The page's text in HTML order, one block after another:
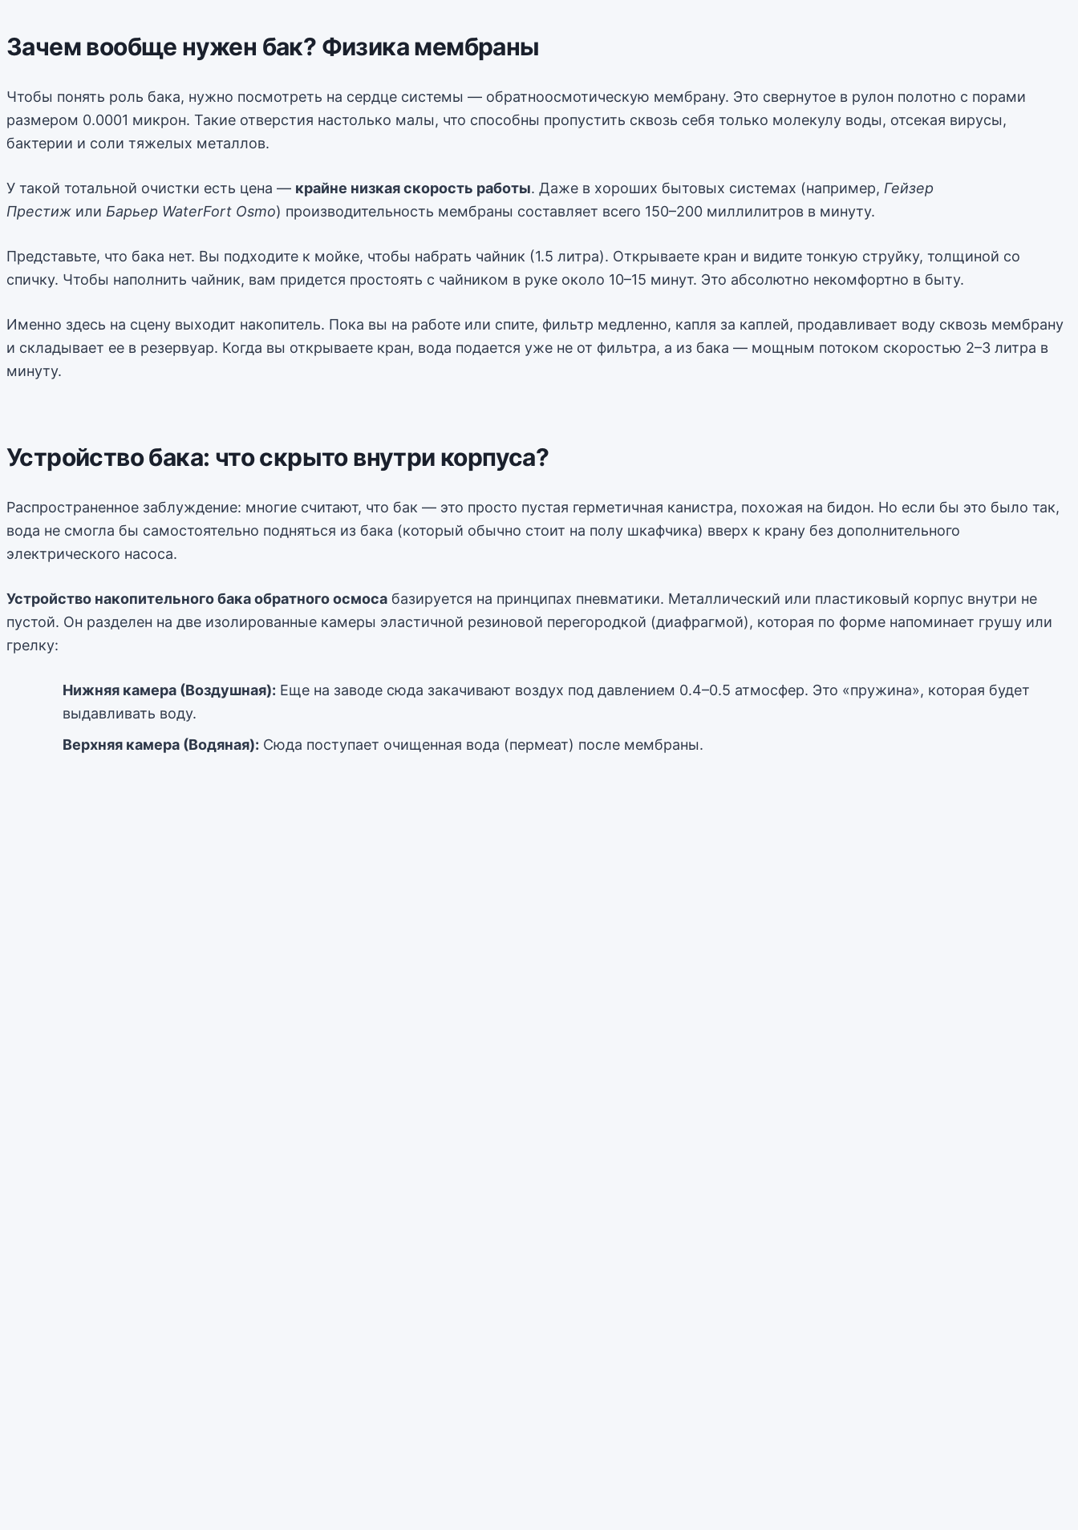
Зачем вообще нужен бак? Физика мембраны
Чтобы понять роль бака, нужно посмотреть на сердце системы — обратноосмотическую мембрану. Это свернутое в рулон полотно с порами
размером 0.0001 микрон. Такие отверстия настолько малы, что способны пропустить сквозь себя только молекулу воды, отсекая вирусы,
бактерии и соли тяжелых металлов.
У такой тотальной очистки есть цена — крайне низкая скорость работы. Даже в хороших бытовых системах (например, Гейзер
Престиж или Барьер WaterFort Osmo) производительность мембраны составляет всего 150–200 миллилитров в минуту.
Представьте, что бака нет. Вы подходите к мойке, чтобы набрать чайник (1.5 литра). Открываете кран и видите тонкую струйку, толщиной со
спичку. Чтобы наполнить чайник, вам придется простоять с чайником в руке около 10–15 минут. Это абсолютно некомфортно в быту.
Именно здесь на сцену выходит накопитель. Пока вы на работе или спите, фильтр медленно, капля за каплей, продавливает воду сквозь мембрану
и складывает ее в резервуар. Когда вы открываете кран, вода подается уже не от фильтра, а из бака — мощным потоком скоростью 2–3 литра в
минуту.
Устройство бака: что скрыто внутри корпуса?
Распространенное заблуждение: многие считают, что бак — это просто пустая герметичная канистра, похожая на бидон. Но если бы это было так,
вода не смогла бы самостоятельно подняться из бака (который обычно стоит на полу шкафчика) вверх к крану без дополнительного
электрического насоса.
Устройство накопительного бака обратного осмоса базируется на принципах пневматики. Металлический или пластиковый корпус внутри не
пустой. Он разделен на две изолированные камеры эластичной резиновой перегородкой (диафрагмой), которая по форме напоминает грушу или
грелку:
Нижняя камера (Воздушная): Еще на заводе сюда закачивают воздух под давлением 0.4–0.5 атмосфер. Это «пружина», которая будет
выдавливать воду.
Верхняя камера (Водяная): Сюда поступает очищенная вода (пермеат) после мембраны.